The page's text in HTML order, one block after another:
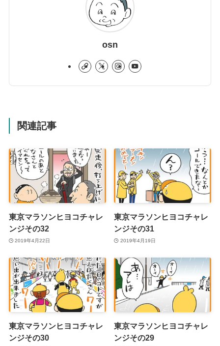
osn
関連記事
東京マラソンヒヨコチャレ
ンジその32
2019年4月22日
東京マラソンヒヨコチャレ
ンジその31
2019年4月19日
東京マラソンヒヨコチャレ
ンジその30
東京マラソンヒヨコチャレ
ンジその29